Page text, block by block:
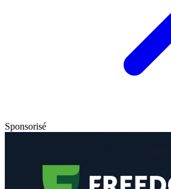
Sponsorisé